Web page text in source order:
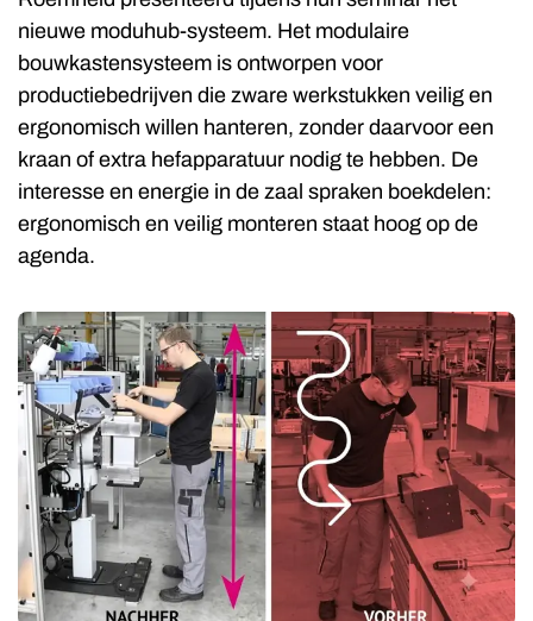
nieuwe moduhub-systeem. Het modulaire
bouwkastensysteem is ontworpen voor
productiebedrijven die zware werkstukken veilig en
ergonomisch willen hanteren, zonder daarvoor een
kraan of extra hefapparatuur nodig te hebben. De
interesse en energie in de zaal spraken boekdelen:
ergonomisch en veilig monteren staat hoog op de
agenda.